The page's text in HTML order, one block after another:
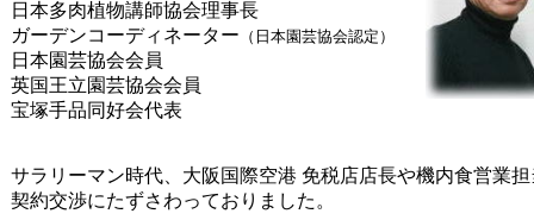
日本多肉植物講師協会理事長
ガーデンコーディネーター （日本園芸協会認定）
日本園芸協会会員
英国王立園芸協会会員
宝塚手品同好会代表
サラリーマン時代、大阪国際空港 免税店店長や機内食営業
契約交渉にたずさわっておりました。